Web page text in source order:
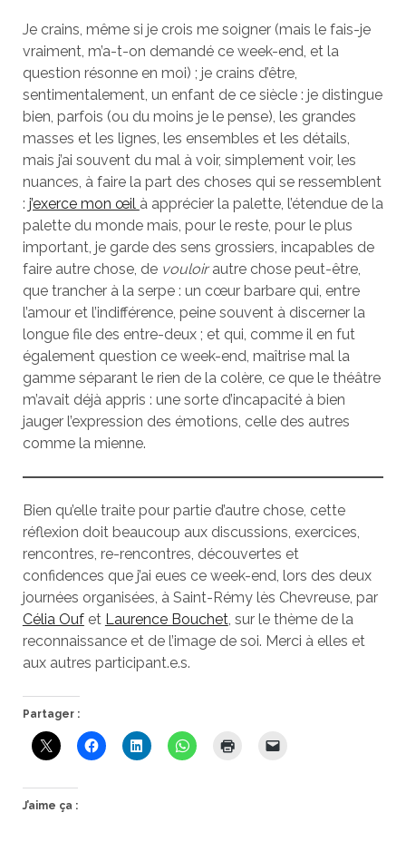
Je crains, même si je crois me soigner (mais le fais-je
vraiment, m’a-t-on demandé ce week-end, et la
question résonne en moi) ; je crains d’être,
sentimentalement, un enfant de ce siècle : je distingue
bien, parfois (ou du moins je le pense), les grandes
masses et les lignes, les ensembles et les détails,
mais j’ai souvent du mal à voir, simplement voir, les
nuances, à faire la part des choses qui se ressemblent
: j’exerce mon œil à apprécier la palette, l’étendue de la
palette du monde mais, pour le reste, pour le plus
important, je garde des sens grossiers, incapables de
faire autre chose, de vouloirautre chose peut-être,
que trancher à la serpe : un cœur barbare qui, entre
l’amour et l’indifférence, peine souvent à discerner la
longue file des entre-deux ; et qui, comme il en fut
également question ce week-end, maîtrise mal la
gamme séparant le rien de la colère, ce que le théâtre
m’avait déjà appris : une sorte d’incapacité à bien
jauger l’expression des émotions, celle des autres
comme la mienne.
Bien qu’elle traite pour partie d’autre chose, cette
réflexion doit beaucoup aux discussions, exercices,
rencontres, re-rencontres, découvertes et
confidences que j’ai eues ce week-end, lors des deux
journées organisées, à Saint-Rémy lès Chevreuse, par
Célia Oufet Laurence Bouchet, sur le thème de la
reconnaissance et de l’image de soi. Merci à elles et
aux autres participant.e.s.
Partager :
J’aime ça :